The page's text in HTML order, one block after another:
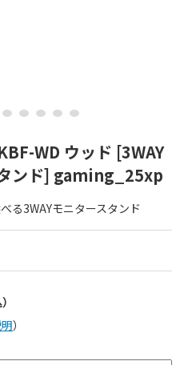
WD ウッド [3WAY
ンド] gaming_25xp
る3WAYモニタースタンド
）